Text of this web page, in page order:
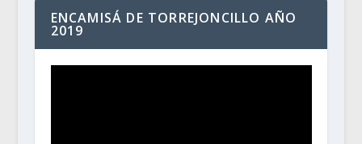
ENCAMISÁ DE TORREJONCILLO AÑO
2019